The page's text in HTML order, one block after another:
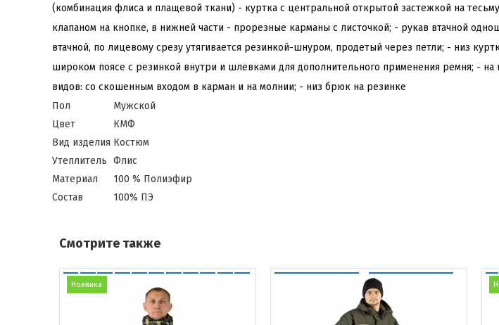
(комбинация флиса и плащевой ткани) - куртка с центральной открытой застежкой на
клапаном на кнопке, в нижней части - прорезные карманы с листочкой; - рукав втачной
втачной, по лицевому срезу утягивается резинкой-шнуром, продетый через петли; - низ
широком поясе с резинкой внутри и шлевками для дополнительного применения ремня; -
видов: со скошенным входом в карман и на молнии; - низ брюк на резинке
Пол
Мужской
Цвет
КМФ
Вид изделия Костюм
Утеплитель Флис
Материал
100 % Полиэфир
Состав
100% ПЭ
Смотрите также
Новинка